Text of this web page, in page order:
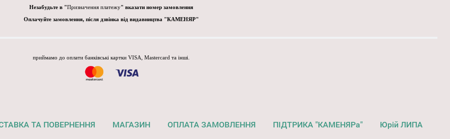
Незабудьте в "Призначення платежу" вказати номер замовлення
Оплачуйте замовлення, після дзвінка від видавництва "КАМЕНЯР"
приймамо до оплати банківські картки VISA, Mastercard та інші.
ТА ПОВЕРНЕННЯ МАГАЗИН ОПЛАТА ЗАМОВЛЕННЯ ПІДТРИКА "КАМЕНЯРа" Юрій ЛИПА